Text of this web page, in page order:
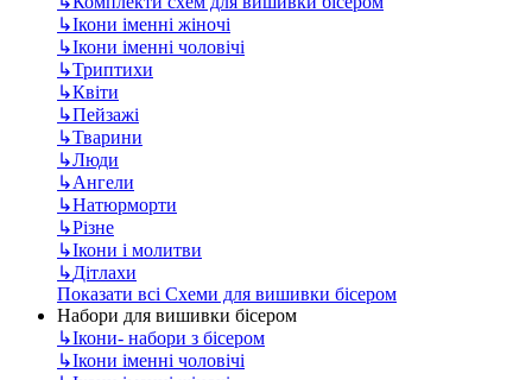
↳Ікони іменні жіночі
↳Ікони іменні чоловічі
↳Триптихи
↳Квіти
↳Пейзажі
↳Тварини
↳Люди
↳Ангели
↳Натюрморти
↳Різне
↳Ікони і молитви
↳Дітлахи
Показати всі Схеми для вишивки бісером
Набори для вишивки бісером
↳Ікони- набори з бісером
↳Ікони іменні чоловічі